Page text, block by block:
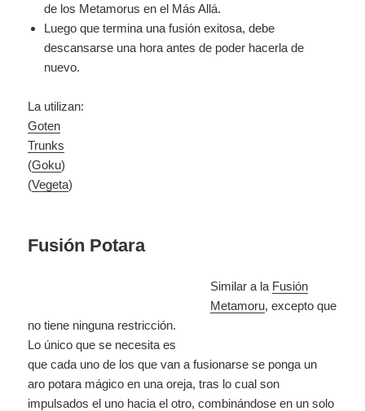
de los Metamorus en el Más Allá.
Luego que termina una fusión exitosa, debe
descansarse una hora antes de poder hacerla de
nuevo.
La utilizan:
Goten
Trunks
(Goku)
(Vegeta)
Fusión Potara
Similar a la Fusión
Metamoru, excepto que
no tiene ninguna restricción.
Lo único que se necesita es
que cada uno de los que van a fusionarse se ponga un
aro potara mágico en una oreja, tras lo cual son
impulsados el uno hacia el otro, combinándose en un solo